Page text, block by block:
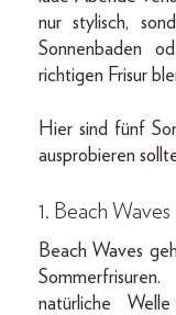
nur stylisch,
Sonnenbaden
richtigen Frisur
Hier sind fünf
ausprobieren
1. Beach
Beach Waves
natürliche